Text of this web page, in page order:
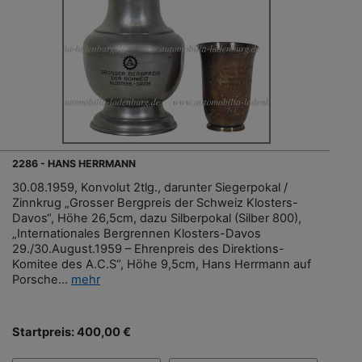
2286 - HANS HERRMANN
30.08.1959, Konvolut 2tlg., darunter Siegerpokal /
Zinnkrug „Grosser Bergpreis der Schweiz Klosters-
Davos“, Höhe 26,5cm, dazu Silberpokal (Silber 800),
„Internationales Bergrennen Klosters-Davos
29./30.August.1959 – Ehrenpreis des Direktions-
Komitee des A.C.S“, Höhe 9,5cm, Hans Herrmann auf
Porsche... mehr
Startpreis: 400,00 €